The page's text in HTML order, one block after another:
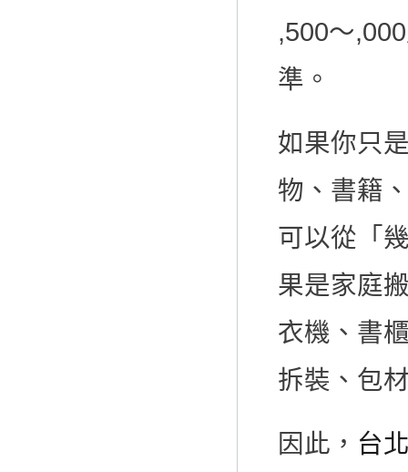
,500～
準。
如果你只
物、書籍
可以從「
果是家庭
衣機、書
拆裝、包
因此， 台